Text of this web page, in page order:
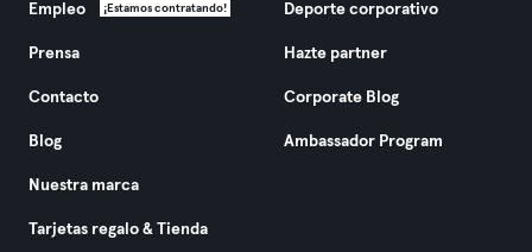
Empleo ¡Estamos contratando!
Prensa
Contacto
Blog
Nuestra marca
Tarjetas regalo & Tienda
Deporte corporativo
Hazte partner
Corporate Blog
Ambassador Program